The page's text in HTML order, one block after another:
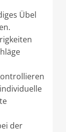
Übel
der